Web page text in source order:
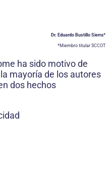
Dr. Eduardo Bustillo Sierra*
*Miembro titular SCCOT
ha sido motivo de
mayoría de los autores
dos hechos